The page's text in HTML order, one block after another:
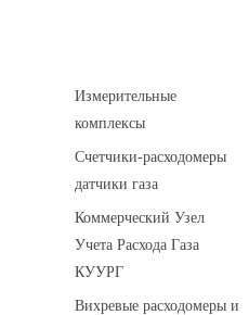
Измерительные
комплексы
Счетчики-расходомеры
датчики газа
Коммерческий Узел
Учета Расхода Газа
КУУРГ
Вихревые расходомеры и